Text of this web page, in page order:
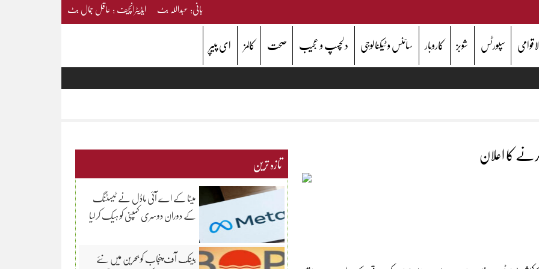
بانی: عبداللہ بٹ ایڈیٹرانچیف : عاقل جمال بٹ
سپورٹس شوبز کاروبار سائنس و ٹیکنالوجی دلچسپ و عجیب صحت کالمز ای پیپر
تازہ ترین
میٹا کے اے آئی ماڈل نے ٹیسٹنگ
کے دوران دوسری کمپنی کو ہیک کرلیا
بینک آف پنجاب کو بحرین میں نئے